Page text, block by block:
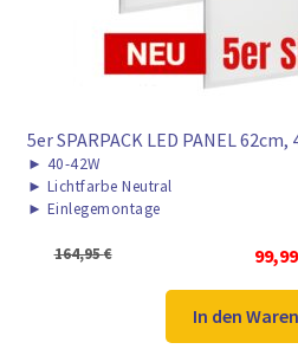
► ZAHLARTEN
► VERSANDARTEN
5er SPARPACK LED PANEL 62cm,
► 40-42W
► Lichtfarbe Neutral
► Einlegemontage
164,95€
Preis
war:
164,95
99,99
In den